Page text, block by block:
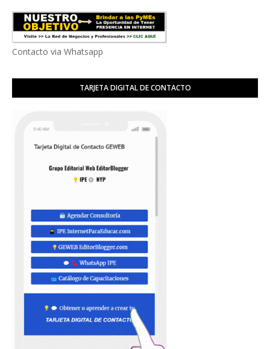
Contacto via Whatsapp
TARJETA DIGITAL DE CONTACTO